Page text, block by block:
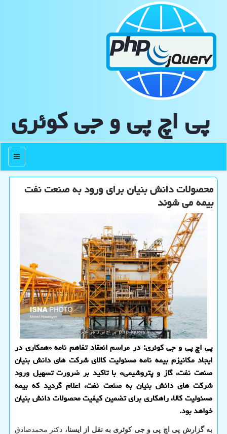
پی اچ پی و جی كوئری
منو
محصولات دانش بنیان برای ورود به صنعت نفت
بیمه می شوند
پی اچ پی و جی کوئری: در مراسم انعقاد تفاهم نامه «همکاری در
ایجاد مکانیزم بیمه نامه مسئولیت کالای شرکت های دانش بنیان
صنعت نفت، گاز و پتروشیمی» با تاکید بر ضرورت تسهیل ورود
شرکت های دانش بنیان به صنعت نفت، اعلام گردید که بیمه
مسئولیت کالا، راهکاری برای تضمین کیفیت محصولات دانش بنیان
خواهد بود.
به گزارش پی اچ پی و جی کوئری به نقل از ایسنا، دکتر محمدصادق